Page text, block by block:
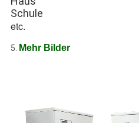
Schule
etc.
5. Mehr Bilder